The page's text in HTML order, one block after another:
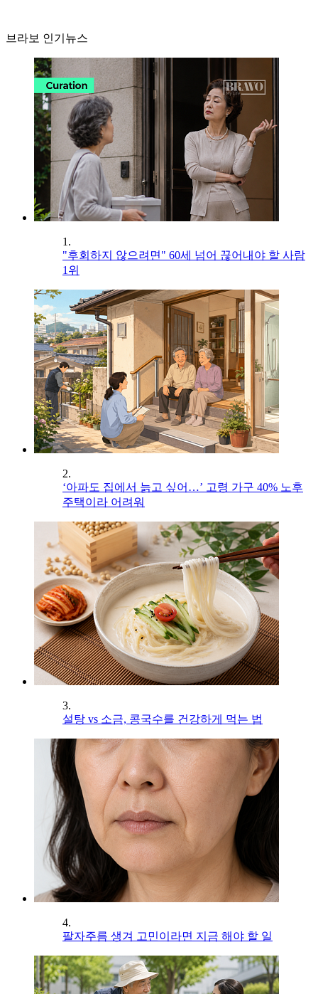
브라보 인기뉴스
1.
"후회하지 않으려면" 60세 넘어 끊어내야 할 사람
1위
2.
‘아파도 집에서 늙고 싶어…’ 고령 가구 40% 노후
주택이라 어려워
3.
설탕 vs 소금, 콩국수를 건강하게 먹는 법
4.
팔자주름 생겨 고민이라면 지금 해야 할 일